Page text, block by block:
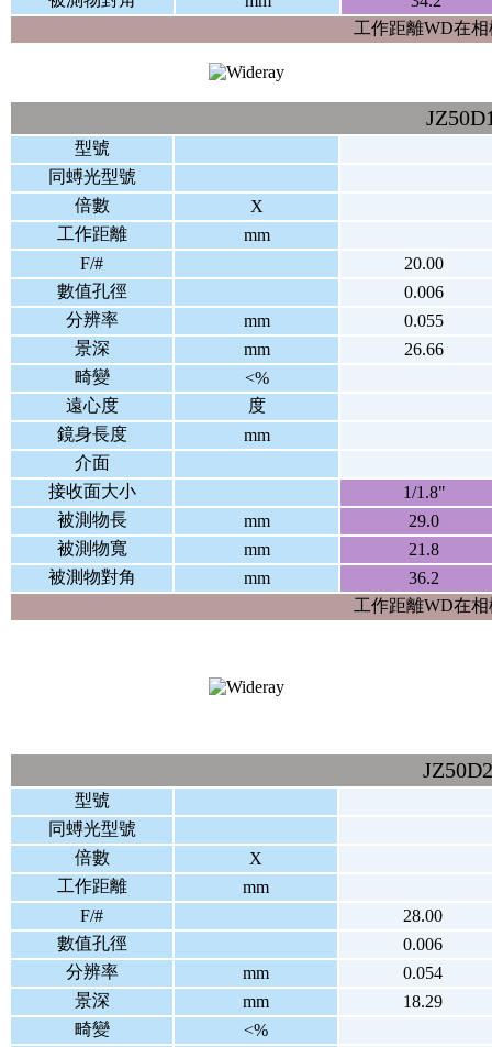
工作距離WD在
型號
同䗚光型號
倍數
X
工作距離
mm
F/#
20.00
數值孔徑
0.006
分辨率
mm
0.055
景深
mm
26.66
畸變
<%
遠心度
度
鏡身長度
mm
介面
接收面大小
1/1.8"
被測物長
mm
29.0
被測物寬
mm
21.8
被測物對角
mm
36.2
工作距離WD在
型號
同䗚光型號
倍數
X
工作距離
mm
F/#
28.00
數值孔徑
0.006
分辨率
mm
0.054
景深
mm
18.29
畸變
<%